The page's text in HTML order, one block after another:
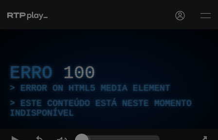
ERRO 100
ERROR ON HTML5 MEDIA ELEMENT
ESTE CONTEÚDO ESTÁ NESTE MOMENTO
INDISPONÍVEL